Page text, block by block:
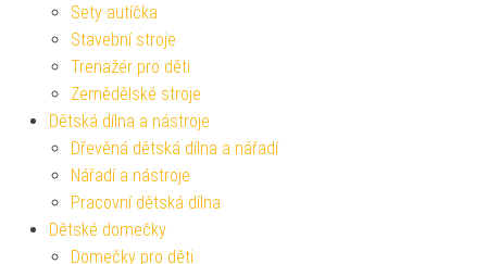
Sety autíčka
Stavební stroje
Trenažér pro děti
Zemědělské stroje
Dětská dílna a nástroje
Dřevěná dětská dílna a nářadí
Nářadí a nástroje
Pracovní dětská dílna
Dětské domečky
Domečky pro děti